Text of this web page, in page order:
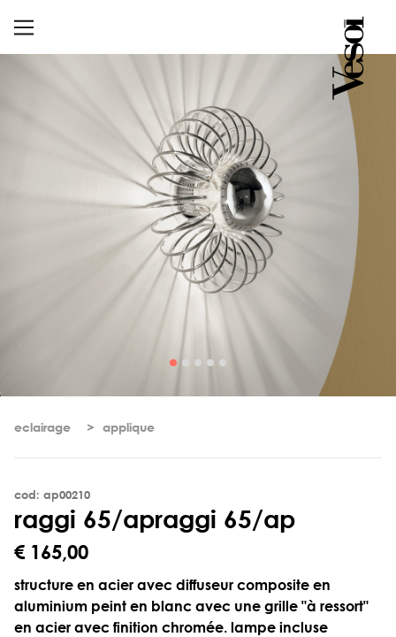
eclairage applique
cod: ap00210
raggi 65/apraggi 65/ap
€ 165,00
structure en acier avec diffuseur composite en
aluminium peint en blanc avec une grille "à ressort"
en acier avec finition chromée. lampe incluse